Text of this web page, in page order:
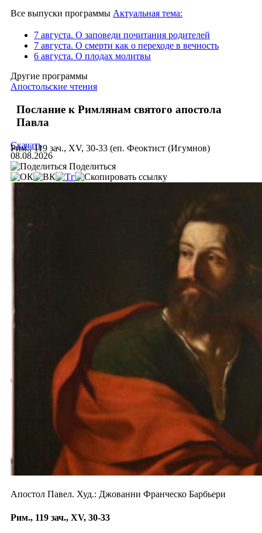
Все выпуски программы Актуальная тема:
7 августа. О заповеди почитания родителей
7 августа. О смерти как о переходе в вечность
6 августа. О плодах молитвы
Другие программы
Апостольские чтения
Послание к Римлянам святого апостола
Павла
Рим., 119 зач., XV, 30-33 (еп. Феоктист (Игумнов)
Скачать
08.08.2026
Поделиться
Апостол Павел. Худ.: Джованни Франческо Барбьери
Рим., 119 зач., XV, 30-33